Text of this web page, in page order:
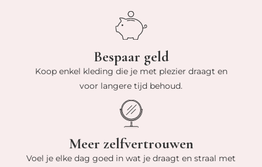
Bespaar geld
Koop enkel kleding die je met plezier draagt en
voor langere tijd behoud.
Meer zelfvertrouwen
Voel je elke dag goed in wat je draagt en straal met